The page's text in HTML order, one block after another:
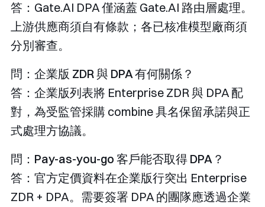
答：Gate.AI DPA 僅涵蓋 Gate.AI 路由層處理。
上游供應商須自有條款；各已核准模型廠商須
分別審查。
問：企業版 ZDR 與 DPA 有何關係？
答：企業版列表將 Enterprise ZDR 與 DPA 配
對，為受監管採購 combine 具名保留承諾與正
式處理方協議。
問：Pay-as-you-go 客戶能否取得 DPA？
答：官方定價資料在企業版行突出 Enterprise
ZDR + DPA。需要簽署 DPA 的團隊應透過企業